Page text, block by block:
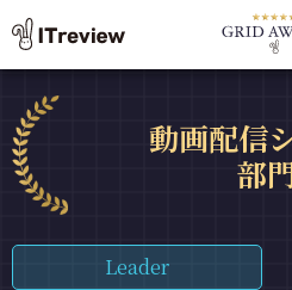
動画配信
部
Leader